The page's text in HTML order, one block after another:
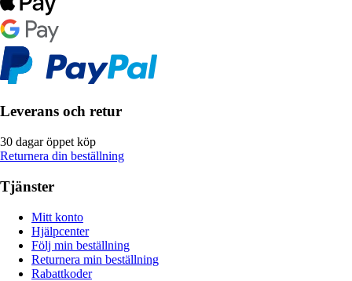
Leverans och retur
30 dagar öppet köp
Returnera din beställning
Tjänster
Mitt konto
Hjälpcenter
Följ min beställning
Returnera min beställning
Rabattkoder